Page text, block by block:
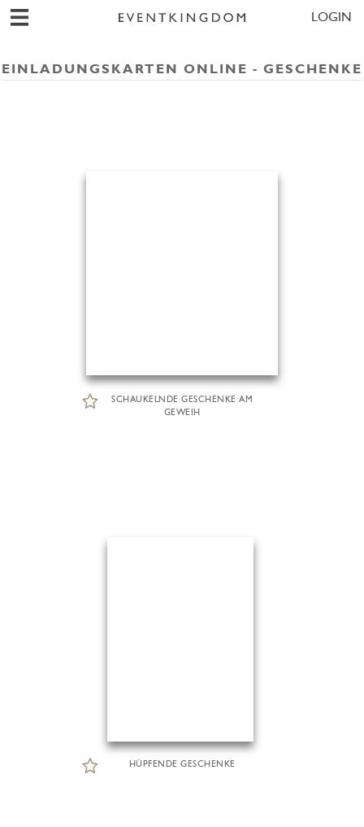
LOGIN
EINLADUNGSKARTEN ONLINE - GESCHENKE
SCHAUKELNDE GESCHENKE AM
GEWEIH
HÜPFENDE GESCHENKE